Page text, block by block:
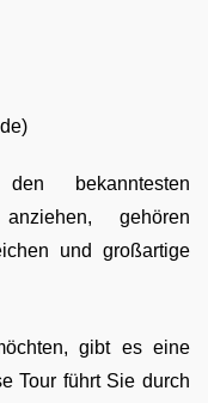
bekanntesten
gehören
und großartige
gibt es eine
Tour führt Sie durch